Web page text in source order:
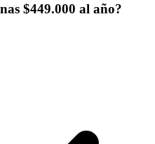
$449.000 al año?